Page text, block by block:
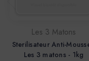
Les 3 Matons
Sterilisateur Anti-
Les 3 matons - 1kg